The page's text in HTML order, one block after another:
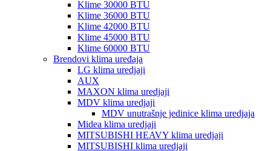
Klime 30000 BTU
Klime 36000 BTU
Klime 42000 BTU
Klime 45000 BTU
Klime 60000 BTU
Brendovi klima uređaja
LG klima uredjaji
AUX
MAXON klima uredjaji
MDV klima uredjaji
MDV unutrašnje jedinice klima uredjaja
Midea klima uredjaji
MITSUBISHI HEAVY klima uredjaji
MITSUBISHI klima uredjaji